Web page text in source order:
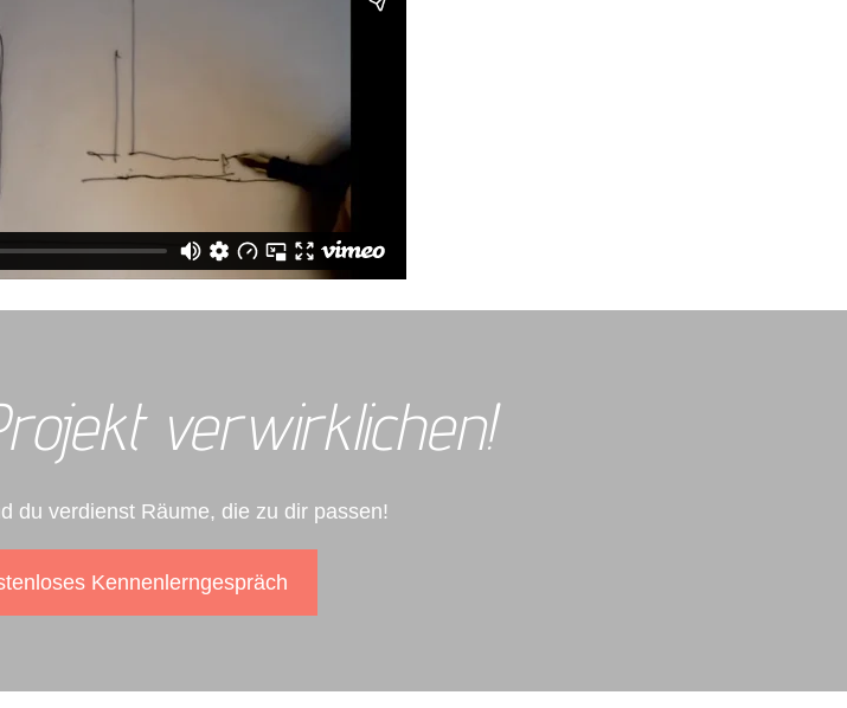
verwirklichen!
du verdienst Räume, die zu dir passen!
Kennenlerngespräch